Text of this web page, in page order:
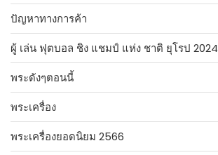
ปัญหาทางการค้า
ผู้ เล่น ฟุตบอล ชิง แชมป์ แห่ง ชาติ ยุโรป 2024
พระดังๆตอนนี้
พระเครื่อง
พระเครื่องยอดนิยม 2566